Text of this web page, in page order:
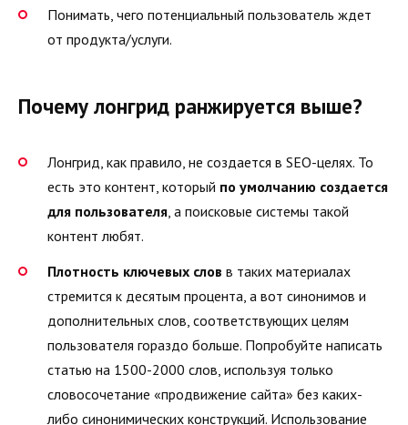
Понимать, чего потенциальный пользователь ждет
от продукта/услуги.
Почему лонгрид ранжируется выше?
Лонгрид, как правило, не создается в SEO-целях. То
есть это контент, который по умолчанию создается
для пользователя, а поисковые системы такой
контент любят.
Плотность ключевых слов в таких материалах
стремится к десятым процента, а вот синонимов и
дополнительных слов, соответствующих целям
пользователя гораздо больше. Попробуйте написать
статью на 1500-2000 слов, используя только
словосочетание «продвижение сайта» без каких-
либо синонимических конструкций. Использование